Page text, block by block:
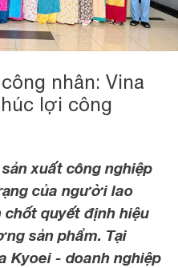
nhân: Vina
lợi công
xuất công nghiệp
của người lao
quyết định hiệu
sản phẩm. Tại
Kyoei - doanh nghiệp